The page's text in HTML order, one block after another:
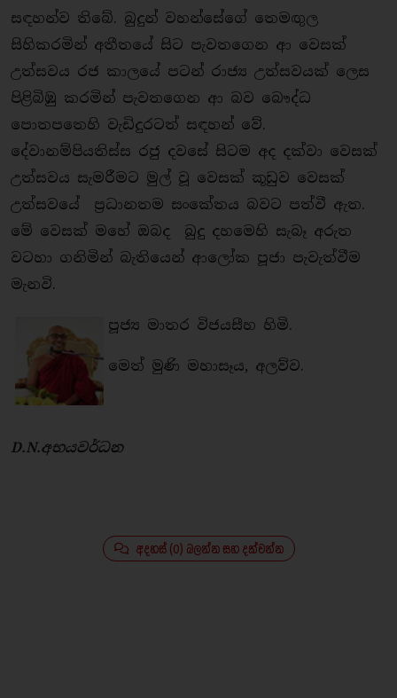
සඳහන්ව තිබේ. බුදුන් වහන්සේගේ තෙමඟුල
සිහිකරමින් අතීතයේ සිට පැවතගෙන ආ වෙසක්
උත්සවය රජ කාලයේ පටන් රාජ්‍ය උත්සවයක් ලෙස
පිළිබිඹු කරමින් පැවතගෙන ආ බව බෞද්ධ
පොතපතෙහි වැඩිදුරටත් සඳහන් වේ.
දේවානම්පියතිස්ස රජු දවසේ සිටම අද දක්වා වෙසක්
උත්සවය සැමරීමට මුල් වූ වෙසක් කූඩුව වෙසක්
උත්සවයේ ප්‍රධානතම සංකේතය බවට පත්වී ඇත.
මේ වෙසක් මහේ ඔබද බුදු දහමෙහි සැබෑ අරුත
වටහා ගනිමින් බැතියෙන් ආලෝක පූජා පැවැත්වීම
මැනවි.
පූජ්‍ය මාතර විජයසීහ හිමි.
මෙත් මුණි මහාසෑය, අලව්ව.
D.N.අභයවර්ධන
අදහස් (0) බලන්න සහ දක්වන්න